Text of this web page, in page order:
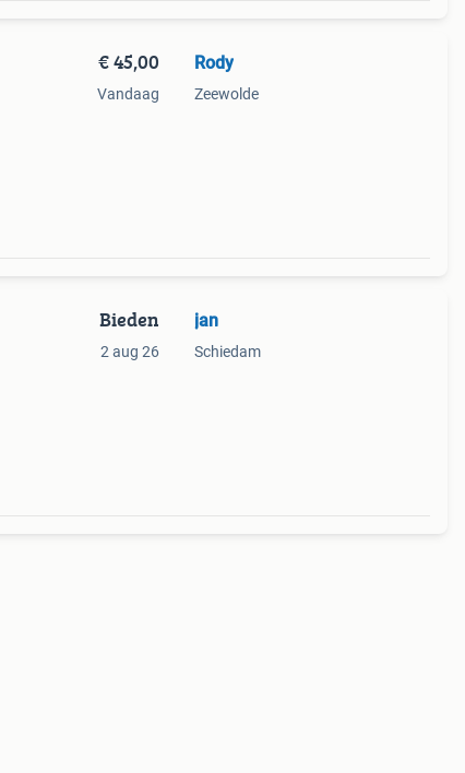
€ 45,00
Vandaag
Rody
Zeewolde
Bieden
2 aug 26
jan
Schiedam